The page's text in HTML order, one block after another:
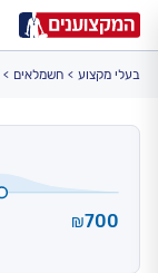
₪700
בעלי מקצוע חשמלאים